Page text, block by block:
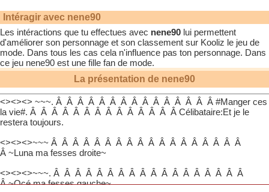
Intéragir avec nene90
Les intéractions que tu effectues avec nene90 lui permettent
d'améliorer son personnage et son classement sur Kooliz le jeu de
mode. Dans tous les cas cela n'influence pas ton personnage. Dans
ce jeu nene90 est une fille fan de mode.
La présentation de nene90
<><><> ~~~. Â Â Â Â Â Â Â Â Â Â Â Â Â Â Â #Manger ces
la vie#. Â Â Â Â Â Â Â Â Â Â Â Â Â Â Célibataire:Et je le
restera toujours.
<><><>~~~ Â Â Â Â Â Â Â Â Â Â Â Â Â Â Â Â Â Â
Â ~Luna ma fesses droite~
<><><>~~~. Â Â Â Â Â Â Â Â Â Â Â Â Â Â Â Â Â Â
Â ~Océ ma fesses gauche~